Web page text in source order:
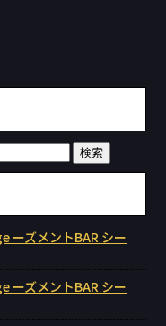
ーズメントBAR シー
ーズメントBAR シー